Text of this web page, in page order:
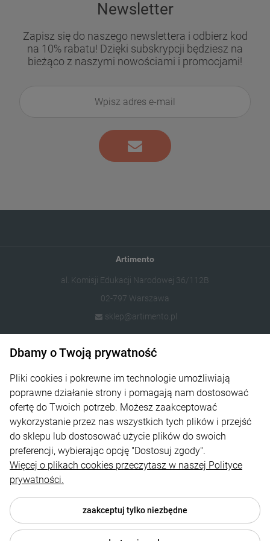
Newsletter
Zapisz się do naszego newslettera i odbierz kod
na 10% rabatu! Dzięki subskrypcji będziesz na
bieżąco z naszymi nowościami i promocjami!
Artimento
al. Komisji Edukacji Narodowej 36/112B
02-797 Warszawa
sklep@artimento.pl
Informacje
Sklep
Na skróty
Strefa Klienta
Dbamy o Twoją prywatność
Pliki cookies i pokrewne im technologie umożliwiają
poprawne działanie strony i pomagają nam dostosować
ofertę do Twoich potrzeb. Możesz zaakceptować
wykorzystanie przez nas wszystkich tych plików i przejść
do sklepu lub dostosować użycie plików do swoich
preferencji, wybierając opcję "Dostosuj zgody".
Więcej o plikach cookies przeczytasz w naszej Polityce
prywatności.
zaakceptuj tylko niezbędne